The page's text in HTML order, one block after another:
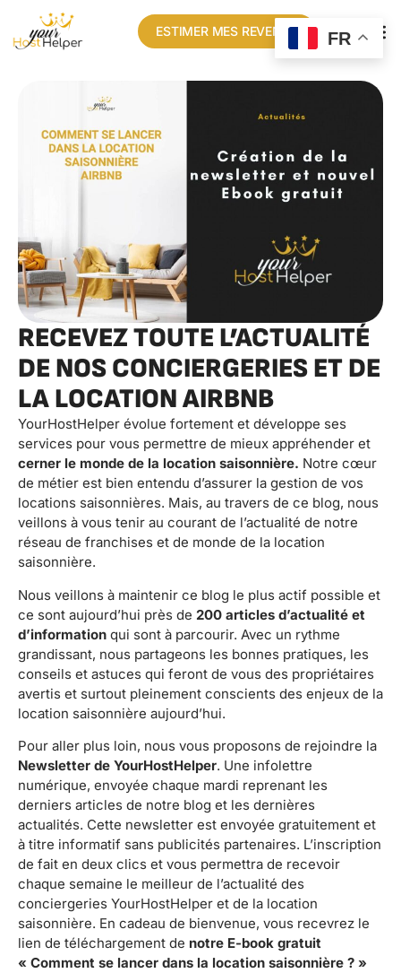
ESTIMER MES REVENUS
RECEVEZ TOUTE L’ACTUALITÉ
DE NOS CONCIERGERIES ET DE
LA LOCATION AIRBNB
YourHostHelper évolue fortement et développe ses
services pour vous permettre de mieux appréhender et
cerner le monde de la location saisonnière. Notre cœur
de métier est bien entendu d’assurer la gestion de vos
locations saisonnières. Mais, au travers de ce blog, nous
veillons à vous tenir au courant de l’actualité de notre
réseau de franchises et de monde de la location
saisonnière.
Nous veillons à maintenir ce blog le plus actif possible et
ce sont aujourd’hui près de 200 articles d’actualité et
d’information qui sont à parcourir. Avec un rythme
grandissant, nous partageons les bonnes pratiques, les
conseils et astuces qui feront de vous des propriétaires
avertis et surtout pleinement conscients des enjeux de la
location saisonnière aujourd’hui.
Pour aller plus loin, nous vous proposons de rejoindre la
Newsletter de YourHostHelper. Une infolettre
numérique, envoyée chaque mardi reprenant les
derniers articles de notre blog et les dernières
actualités. Cette newsletter est envoyée gratuitement et
à titre informatif sans publicités partenaires. L’inscription
de fait en deux clics et vous permettra de recevoir
chaque semaine le meilleur de l’actualité des
conciergeries YourHostHelper et de la location
saisonnière. En cadeau de bienvenue, vous recevrez le
lien de téléchargement de notre E-book gratuit
« Comment se lancer dans la location saisonnière ? »
FR